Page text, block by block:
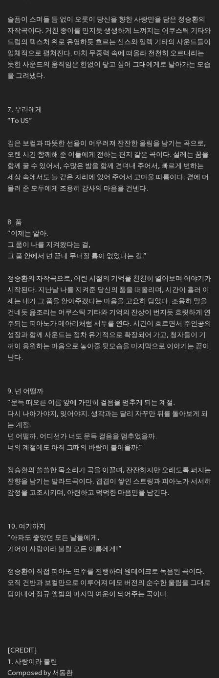
슬픔이 스며들 틈 없이 오롯이 당신을 향한 사랑만을 담은 정승환의
자작곡이다. 거친 종이를 만지듯 생생하게 느껴지는 어쿠스틱 기타와
드럼의 텍스처 위로 유영하듯 흐르는 신스와 일렉 기타의 사운드들이
입체적으로 펼쳐진다. 마치 무중력 속에 떠올라 천천히 오르내리는
듯한 사운드의 움직임은 한없이 닿고 싶어 그대에게로 날아가는 모습
을 그려냈다.
7. 우리에게
“To US”
깊은 보컬과 따뜻한 선율이 어우러져 잔잔한 울림을 남기는 곡으로,
오랜 시간 함께해 준 이들에게 전하는 편지 같은 곡이다. 설레는 꿈을
함께 꿀 수 있어서, 수많은 밤을 함께 견뎌내 주어서, 빠르게 변하는
세상 속에서도 늘 같은 자리에 있어 주어서 고마울 따름이다. 곁에 머
물러 준 모두에게 조용히 감사의 마음을 건넨다.
8. 품
“이제는 알아.
그 품이 나를 지켜왔다는 걸,
그 품 안에서 넌 끝내 무너질 틈이 없었다는 걸.”
정승환의 자작곡으로, 어린 시절의 기억을 천천히 열어보며 이야기가
시작된다. 지난날 나를 지켜준 당신의 품을 떠올리며, 시간이 흘러 이
제는 내가 그 품을 안아주겠다는 마음을 고요히 담았다. 조용히 말을
건네듯 읊조리는 어쿠스틱 기타와 기억의 잔상이 번지듯 흐릿하게 연
주되는 피아노가 메아리처럼 서두를 연다. 시간이 흐르면서 주인공의
성장과 함께 사운드는 점차 유기적으로 확장되어 가고, 청자들이 기
꺼이 응원하는 마음으로 놓아줄 뒷모습을 마지막으로 이야기는 끝이
난다.
9. 넌 어떨까
“문득 떠오른 이름 앞에 가만히 걸음을 멈추게 되는 계절.
다시 나아가야지, 잊어야지. 생각과는 달리 자꾸만 뒤를 돌아보게 되
는 계절.
넌 어떨까. 어디선가 너도 문득 걸음을 멈추었을까.
너의 계절에도 아직 그때의 바람이 불어올까.”
정승환의 쓸쓸한 목소리가 곡을 이끌며, 잔잔하지만 오래도록 퍼지는
잔향을 남기는 발라드곡이다. 겹겹이 쌓인 스트링과 피아노가 서서히
감정을 고조시키며, 아련하고 먹먹한 마음만을 남긴다.
10. 여기까지
“아파도 좋았던 모든 날들에게,
기어이 사랑이라 불릴 모든 이름에게!”
정승환이 직접 피아노 연주를 진행하며 원테이크로 녹음된 곡이다.
오직 건반과 보컬만으로 이루어져 데모 버전의 순수한 울림을 그대로
담아내어 정규 앨범의 마지막 여운이 되어주는 곡이다.
[CREDIT]
1. 사랑이라 불린
Composed by 서동환